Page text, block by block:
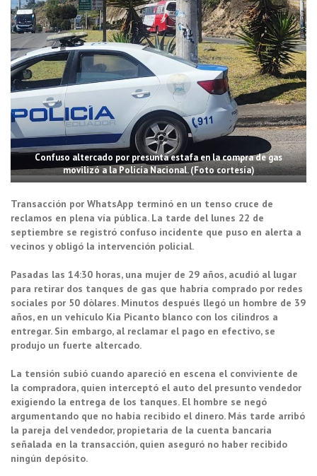
Confuso altercado por presunta estafa en la compra de gas
movilizó a la Policía Nacional. (Foto cortesía)
Transacción por WhatsApp terminó en un tenso cruce de
reclamos en plena vía pública. La tarde del lunes 22 de
septiembre se registró confuso incidente que puso en alerta a
vecinos y obligó la intervención policial.
Pasadas las 14:30 horas, una mujer de 29 años, acudió al lugar
para retirar dos tanques de gas que habría comprado por redes
sociales por 50 dòlares. Minutos después llegó un hombre de 39
años, en un vehículo Kia Picanto blanco con los cilindros a
entregar. Sin embargo, al reclamar el pago en efectivo, se
produjo un fuerte altercado.
La tensión subió cuando apareció en escena el conviviente de
la compradora, quien interceptó el auto del presunto vendedor
exigiendo la entrega de los tanques. El hombre se negó
argumentando que no había recibido el dinero. Más tarde arribó
la pareja del vendedor, propietaria de la cuenta bancaria
señalada en la transacción, quien aseguró no haber recibido
ningún depósito.